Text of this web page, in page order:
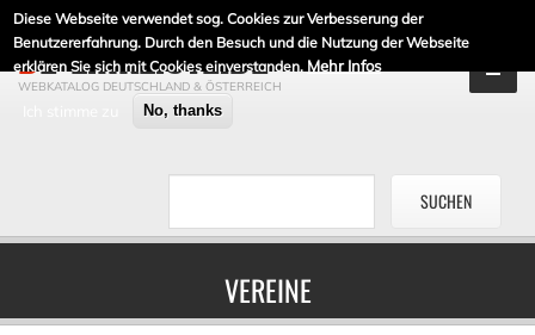
Diese Webseite verwendet sog. Cookies zur Verbesserung der
Benutzererfahrung. Durch den Besuch und die Nutzung der Webseite
erklären Sie sich mit Cookies einverstanden. Mehr Infos
No, thanks
DE-LINKLISTE.DE
WEBKATALOG DEUTSCHLAND & ÖSTERREICH
VEREINE